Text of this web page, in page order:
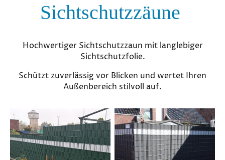
Sichtschutzzäune
Hochwertiger Sichtschutzzaun mit langlebiger
Sichtschutzfolie.
Schützt zuverlässig vor Blicken und wertet Ihren
Außenbereich stilvoll auf.